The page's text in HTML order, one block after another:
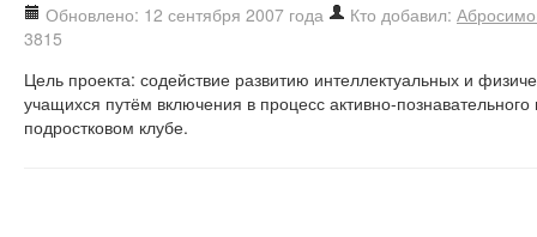
Обновлено: 12 сентября 2007 года Кто добавил:
3815
Цель проекта: содействие развитию интеллектуальных и
учащихся путём включения в процесс активно-
подростковом клубе.